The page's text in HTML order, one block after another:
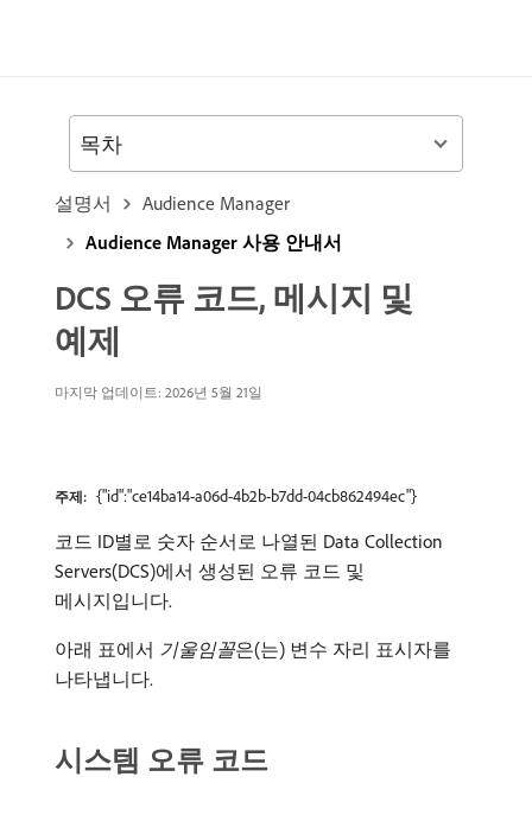
설명서
Audience Manager
Audience Manager 사용 안내서
DCS 오류 코드, 메시지 및
예제
마지막 업데이트: 2026년 5월 21일
주제: {"id":"ce14ba14-a06d-4b2b-b7dd-04cb862494ec"}
코드 ID별로 숫자 순서로 나열된 Data Collection
Servers​(DCS)에서 생성된 오류 코드 및
메시지입니다.
아래 표에서 기울임꼴​은(는) 변수 자리 표시자를
나타냅니다.
시스템 오류 코드
목차